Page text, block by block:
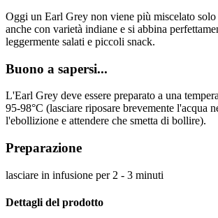
Oggi un Earl Grey non viene più miscelato solo
anche con varietà indiane e si abbina
leggermente salati e piccoli snack.
Buono a sapersi...
L'Earl Grey deve essere preparato a una
95-98°C (lasciare riposare brevemente l'acqua
l'ebollizione e attendere che smetta di bollire).
Preparazione
lasciare in infusione per 2 - 3 minuti
Dettagli del prodotto